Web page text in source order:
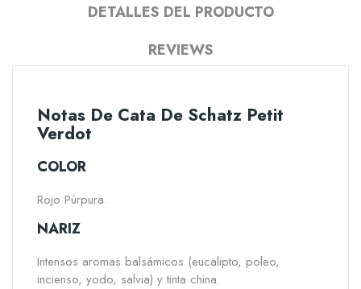
DETALLES DEL PRODUCTO
REVIEWS
Notas De Cata De Schatz Petit
Verdot
COLOR
Rojo Púrpura.
NARIZ
Intensos aromas balsámicos (eucalipto, poleo,
incienso, yodo, salvia) y tinta china.